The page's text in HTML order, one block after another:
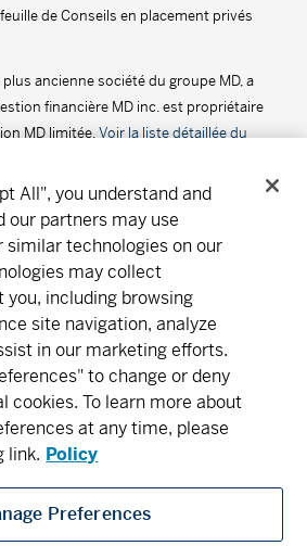
13,49 -0,01 -0,07
12,98 -0,01 -0,08
stable MD
2,61% -0,01 -0,10
MD
6,92 0,00
9,23 0,00 0,00
9,23 0,00
de croissance MD
de Conseils en placement privés
ancienne société du groupe MD, a
financière MD inc. est propriétaire
MD limitée.Voir la liste détaillée du
All", you understand and
our partners may use
similar technologies on our
may collect
including browsing
site navigation, analyze
in our marketing efforts.
to change or deny
cookies. To learn more about
at any time, please
link. Policy
Preferences
Abonnement
Carrières Salle de presse
Gestion financière MD inc., Gestion MD limitée,